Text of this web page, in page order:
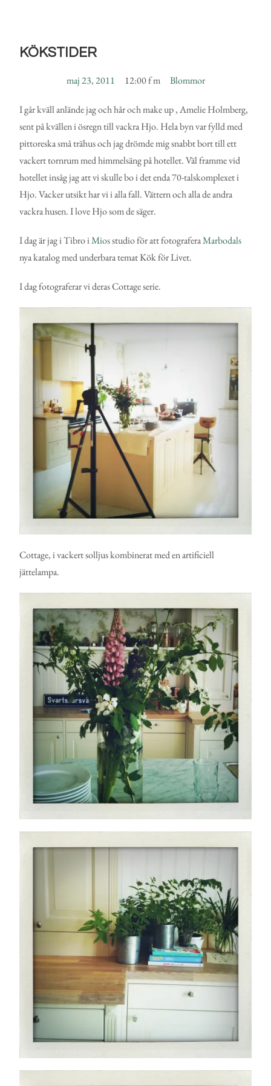
KÖKSTIDER
maj 23, 2011 12:00 f m Blommor
I går kväll anlände jag och hår och make up , Amelie Holmberg,
sent på kvällen i ösregn till vackra Hjo. Hela byn var fylld med
pittoreska små trähus och jag drömde mig snabbt bort till ett
vackert tornrum med himmelsäng på hotellet. Väl framme vid
hotellet insåg jag att vi skulle bo i det enda 70-talskomplexet i
Hjo. Vacker utsikt har vi i alla fall. Vättern och alla de andra
vackra husen. I love Hjo som de säger.
I dag är jag i Tibro iMiosstudio för att fotograferaMarbodals
nya katalog med underbara temat Kök för Livet.
I dag fotograferar vi deras Cottage serie.
Cottage, i vackert solljus kombinerat med en artificiell
jättelampa.